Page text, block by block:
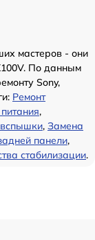
мастеров - они
По данным
Sony,
Ремонт
,
, Замена
панели,
стабилизации.